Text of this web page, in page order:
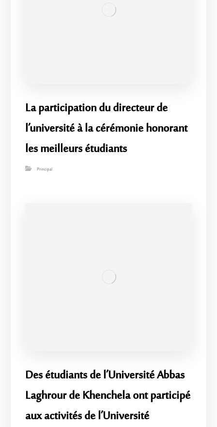
La participation du directeur de
l’université à la cérémonie honorant
les meilleurs étudiants
Principal
Des étudiants de l’Université Abbas
Laghrour de Khenchela ont participé
aux activités de l’Université